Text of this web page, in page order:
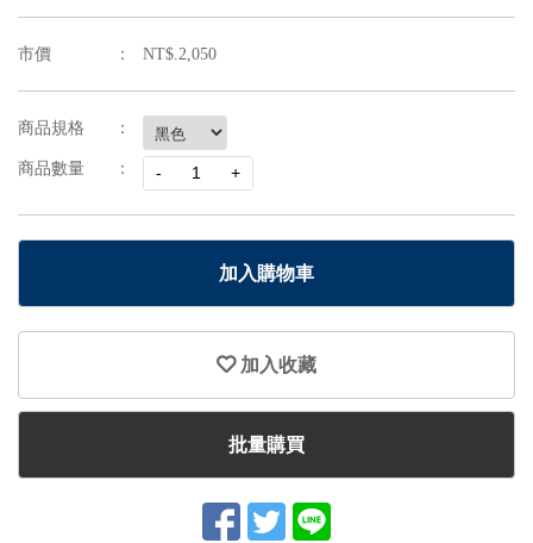
市價 NT$.2,050
商品規格
商品數量
加入購物車
加入收藏
批量購買